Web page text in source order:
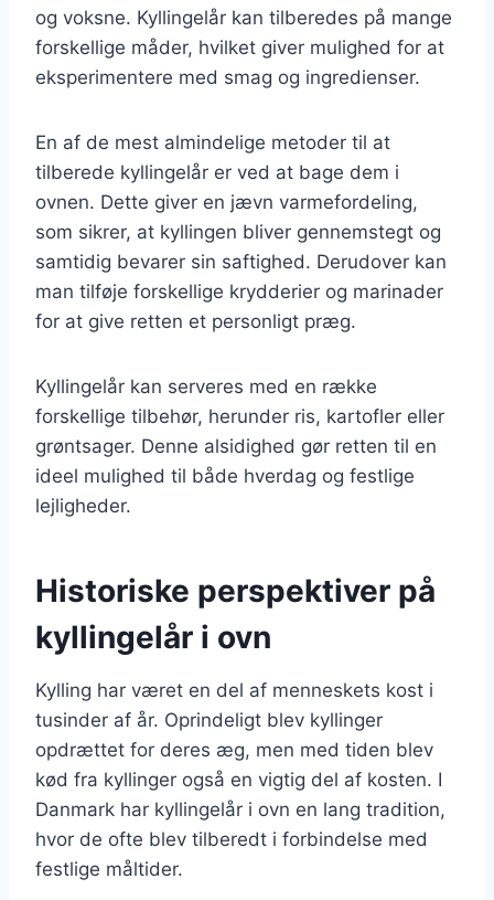
og voksne. Kyllingelår kan tilberedes på mange
forskellige måder, hvilket giver mulighed for at
eksperimentere med smag og ingredienser.
En af de mest almindelige metoder til at
tilberede kyllingelår er ved at bage dem i
ovnen. Dette giver en jævn varmefordeling,
som sikrer, at kyllingen bliver gennemstegt og
samtidig bevarer sin saftighed. Derudover kan
man tilføje forskellige krydderier og marinader
for at give retten et personligt præg.
Kyllingelår kan serveres med en række
forskellige tilbehør, herunder ris, kartofler eller
grøntsager. Denne alsidighed gør retten til en
ideel mulighed til både hverdag og festlige
lejligheder.
Historiske perspektiver på
kyllingelår i ovn
Kylling har været en del af menneskets kost i
tusinder af år. Oprindeligt blev kyllinger
opdrættet for deres æg, men med tiden blev
kød fra kyllinger også en vigtig del af kosten. I
Danmark har kyllingelår i ovn en lang tradition,
hvor de ofte blev tilberedt i forbindelse med
festlige måltider.